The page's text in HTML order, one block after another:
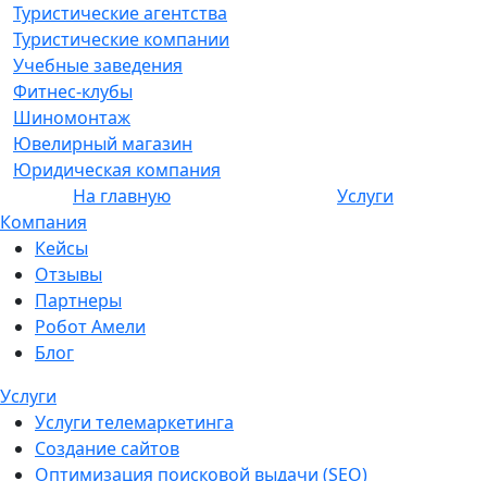
Туристические агентства
Туристические компании
Учебные заведения
Фитнес-клубы
Шиномонтаж
Ювелирный магазин
Юридическая компания
На главную
Услуги
Компания
Кейсы
Отзывы
Партнеры
Робот Амели
Блог
Услуги
Услуги телемаркетинга
Создание сайтов
Оптимизация поисковой выдачи (SEO)